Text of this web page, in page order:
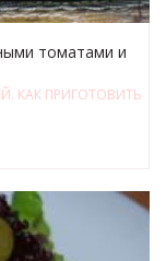
томатами и
КАК ПРИГОТОВИТЬ